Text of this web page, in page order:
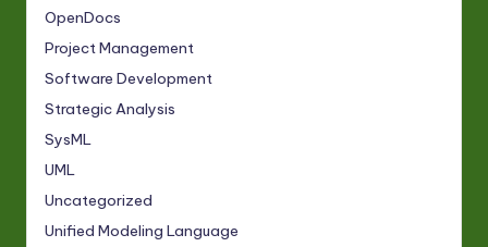
OpenDocs
Project Management
Software Development
Strategic Analysis
SysML
UML
Uncategorized
Unified Modeling Language